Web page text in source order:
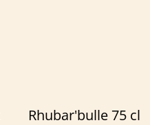
Rhubar'bulle 75 cl